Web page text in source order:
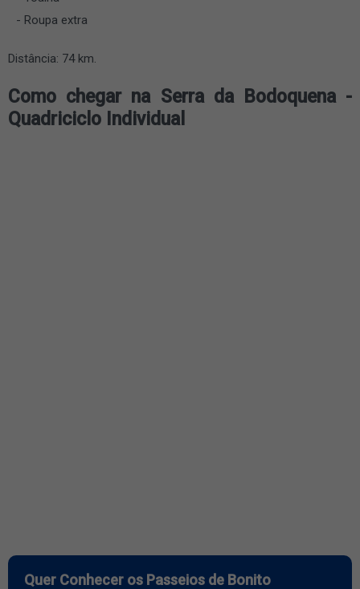
Roupa extra
Distância: 74 km.
Como chegar na Serra da Bodoquena -
Quadriciclo Individual
Quer Conhecer os Passeios de Bonito